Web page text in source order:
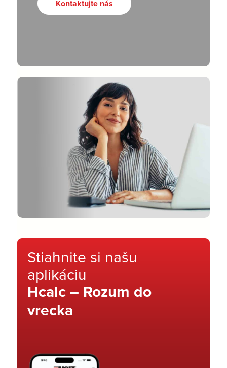
Kontaktujte nás
Stiahnite si našu
aplikáciu
Hcalc – Rozum do
vrecka